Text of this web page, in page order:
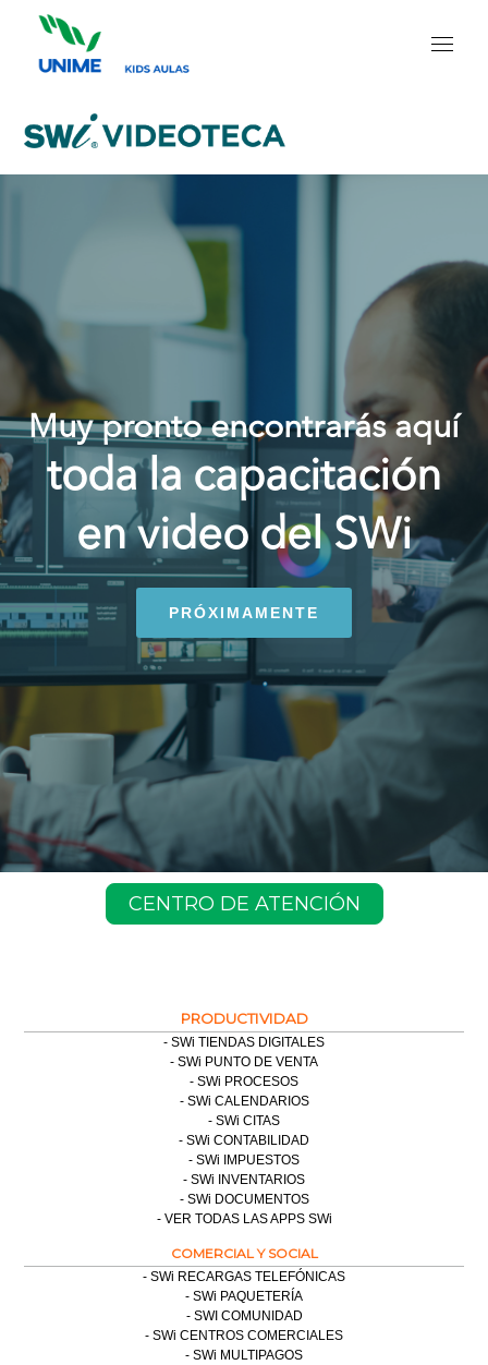
Muy pronto encontrarás aquí
toda la capacitación
en video del SWi
PRÓXIMAMENTE
CENTRO DE ATENCIÓN
PRODUCTIVIDAD
SWi TIENDAS DIGITALES
SWi PUNTO DE VENTA
SWi PROCESOS
SWi CALENDARIOS
SWi CITAS
SWi CONTABILIDAD
SWi IMPUESTOS
SWi INVENTARIOS
SWi DOCUMENTOS
VER TODAS LAS APPS SWi
COMERCIAL Y SOCIAL
SWi RECARGAS TELEFÓNICAS
SWi PAQUETERÍA
SWI COMUNIDAD
SWi CENTROS COMERCIALES
SWi MULTIPAGOS